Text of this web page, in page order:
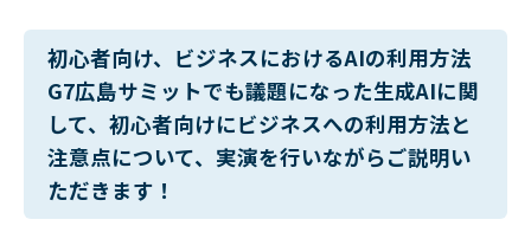
初心者向け、ビジネスにおけるAIの利用方法
G7広島サミットでも議題になった生成AIに関
して、初心者向けにビジネスへの利用方法と
注意点について、実演を行いながらご説明い
ただきます！